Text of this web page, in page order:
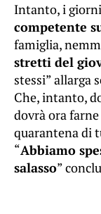
Intanto, i
competente
famiglia,
stretti del
stessi” allarga
Che, intanto,
dovrà ora
quarantena di
“Abbiamo
salasso”